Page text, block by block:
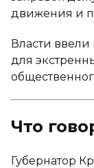
движения и
Власти
для
Что
Губернатор